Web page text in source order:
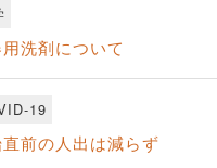
洗剤について
19
前の人出は減らず